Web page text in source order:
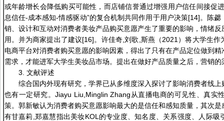
或年龄增长会降低购买可能性，而店铺信誉通过增强用户信任间接促
息信任-成本感知-情感驱动”的复合机制共同作用于用户决策[14]。陈勰
销、设计和互动对消费者美妆产品购买意愿产生了重要的影响，情绪
用。并为商家提出了建议[16]。许佳奇,刘歌,斯燕（2021）将大学生
电商平台对消费者购买意愿的影响因素，得出了只有在产品定位做到
需求，才能进军大学生美妆品市场。提出在做好产品质量之后，营销
3. 文献评述
综合国内外现有研究，学界已从多维度深入探讨了影响消费者线
也有一定研究。Jiayu Liu,Minglin Zhang从直播电商的可见性、真实
策。郭新敏认为消费者购买意愿影响最大的是信任和感知质量，其次
有甘嘉莉,郑嘉慧指出美妆KOL的专业度、知名度、关系强度、人际吸